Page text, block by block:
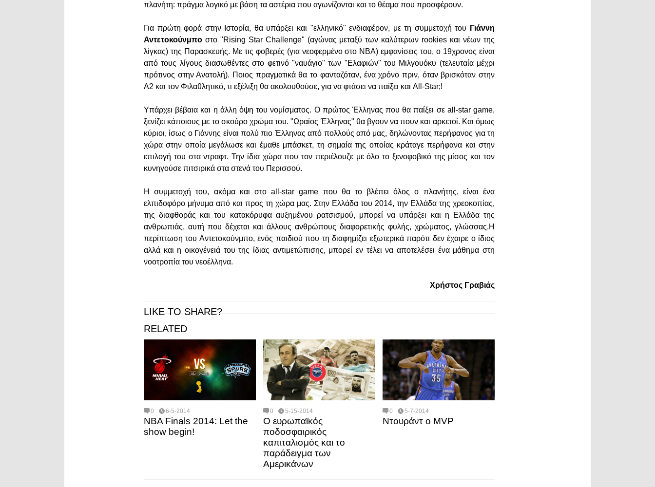
πλανήτη: πράγμα λογικό με βάση τα αστέρια που αγωνίζονται και το θέαμα που προσφέρουν.
Για πρώτη φορά στην Ιστορία, θα υπάρξει και "ελληνικό" ενδιαφέρον, με τη συμμετοχή του
Γιάννη
Αντετοκούνμπο στο "Rising Star Challenge" (αγώνας μεταξύ των καλύτερων rookies και νέων της
λίγκας) της Παρασκευής. Με τις φοβερές (για νεοφερμένο στο ΝΒΑ) εμφανίσεις του, ο 19χρονος είναι
από τους λίγους διασωθέντες στο φετινό "ναυάγιο" των "Ελαφιών" του Μιλγουόκυ (τελευταία μέχρι
πρότινος στην Ανατολή). Ποιος πραγματικά θα το φανταζόταν, ένα χρόνο πριν, όταν βρισκόταν στην
Α2 και τον Φιλαθλητικό, τι εξέλιξη θα ακολουθούσε, για να φτάσει να παίξει και All-Star;!
Υπάρχει βέβαια και η άλλη όψη του νομίσματος. Ο πρώτος Έλληνας που θα παίξει σε all-star game,
ξενίζει κάποιους με το σκούρο χρώμα του. "Ωραίος Έλληνας" θα βγουν να πουν και αρκετοί. Και όμως
κύριοι, ίσως ο Γιάννης είναι πολύ πιο Έλληνας από πολλούς από μας, δηλώνοντας περήφανος για τη
χώρα στην οποία μεγάλωσε και έμαθε μπάσκετ, τη σημαία της οποίας κράταγε περήφανα και στην
επιλογή του στα ντραφτ. Την ίδια χώρα που τον περιέλουζε με όλο το ξενοφοβικό της μίσος και τον
κυνηγούσε πιτσιρικά στα στενά του Περισσού.
Η συμμετοχή του, ακόμα και στο all-star game που θα το βλέπει όλος ο πλανήτης, είναι ένα
ελπιδοφόρο μήνυμα από και προς τη χώρα μας. Στην Ελλάδα του 2014, την Ελλάδα της χρεοκοπίας,
της διαφθοράς και του κατακόρυφα αυξημένου ρατσισμού, μπορεί να υπάρξει και η Ελλάδα της
ανθρωπιάς, αυτή που δέχεται και άλλους ανθρώπους διαφορετικής φυλής, χρώματος, γλώσσας.Η
περίπτωση του Αντετοκούνμπο, ενός παιδιού που τη διαφημίζει εξωτερικά παρότι δεν έχαιρε ο ίδιος
αλλά και η οικογένειά του της ίδιας αντιμετώπισης, μπορεί εν τέλει να αποτελέσει ένα μάθημα στη
νοοτροπία του νεοέλληνα.
Χρήστος Γραβιάς
LIKE TO SHARE?
RELATED
0 6-5-2014
NBA Finals 2014: Let the
show begin!
0 5-15-2014
Ο ευρωπαϊκός
ποδοσφαιρικός
καπιταλισμός και το
παράδειγμα των
Αμερικάνων
0 5-7-2014
Ντουράντ ο MVP